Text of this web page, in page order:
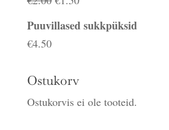
Puuvillased sukkpüksid
€4.50
Ostukorv
Ostukorvis ei ole tooteid.